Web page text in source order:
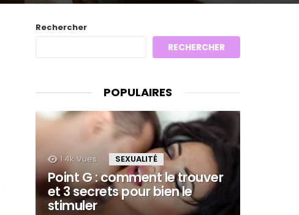
Rechercher
RECHERCHER
POPULAIRES
1.4k Vues SEXUALITÉ
Point G : comment le trouver
et 3 secrets pour bien le
stimuler